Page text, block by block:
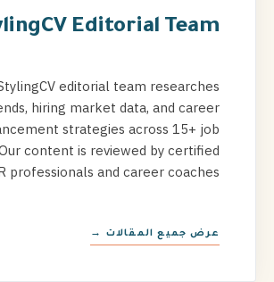
Editorial Team
editorial team researches
hiring market data, and career
strategies across 15+ job
content is reviewed by certified
professionals and career coaches.
عرض جميع المقالات →